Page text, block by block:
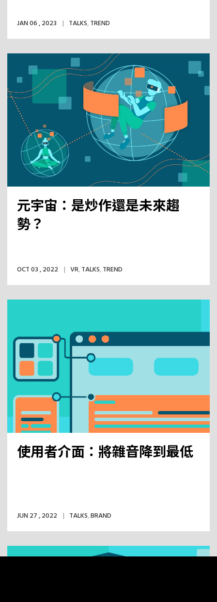
JAN 06 , 2023 TALKS,TREND
元宇宙：是炒作還是未來趨
勢？
OCT 03 , 2022 VR,TALKS,TREND
使用者介面：將雜音降到最低
JUN 27 , 2022 TALKS,BRAND